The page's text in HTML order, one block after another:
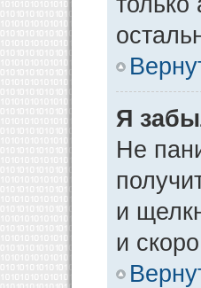
Я
Не
и
и